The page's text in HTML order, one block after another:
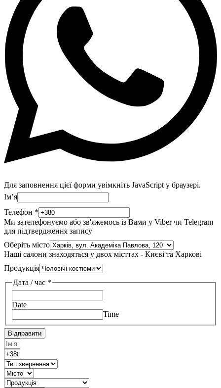
Для заповнення цієї форми увімкніть JavaScript у браузері.
Імʼя
Телефон *
Ми зателефонуємо або зв'яжемось із Вами у Viber чи Telegram
для підтвердження запису
Оберіть місто
Наші салони знаходяться у двох місттах - Києві та Харкові
Продукція
Дата / час *
Date
Time
Відправити